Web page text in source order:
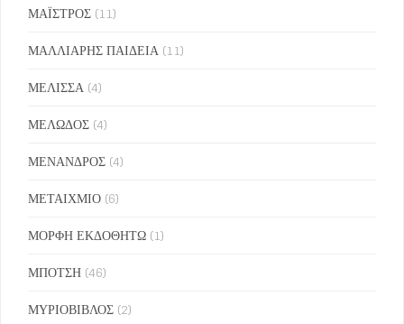
ΜΑΪΣΤΡΟΣ (11)
ΜΑΛΛΙΑΡΗΣ ΠΑΙΔΕΙΑ (11)
ΜΕΛΙΣΣΑ (4)
ΜΕΛΩΔΟΣ (4)
ΜΕΝΑΝΔΡΟΣ (4)
ΜΕΤΑΙΧΜΙΟ (6)
ΜΟΡΦΗ ΕΚΔΟΘΗΤΩ (1)
ΜΠΟΤΣΗ (46)
ΜΥΡΙΟΒΙΒΛΟΣ (2)